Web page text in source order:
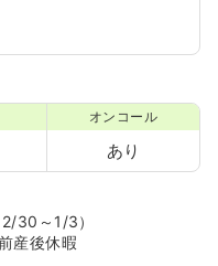
オンコール
あり
30～1/3）
産後休暇